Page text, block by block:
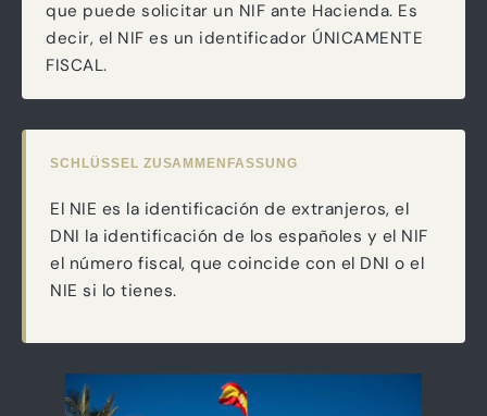
que puede solicitar un NIF ante Hacienda. Es
decir, el NIF es un identificador ÚNICAMENTE
FISCAL.
SCHLÜSSEL ZUSAMMENFASSUNG
El NIE es la identificación de extranjeros, el
DNI la identificación de los españoles y el NIF
el número fiscal, que coincide con el DNI o el
NIE si lo tienes.